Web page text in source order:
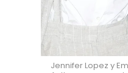
Jennifer Lopez y